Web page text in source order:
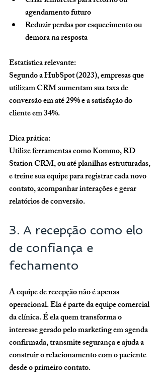
agendamento futuro
Reduzir perdas por esquecimento ou
demora na resposta
Estatística relevante:
Segundo a HubSpot (2023), empresas que
utilizam CRM aumentam sua taxa de
conversão em até 29% e a satisfação do
cliente em 34%.
Dica prática:
Utilize ferramentas como Kommo, RD
Station CRM, ou até planilhas estruturadas,
e treine sua equipe para registrar cada novo
contato, acompanhar interações e gerar
relatórios de conversão.
3. A recepção como elo
de confiança e
fechamento
A equipe de recepção não é apenas
operacional. Ela é parte da equipe comercial
da clínica. É ela quem transforma o
interesse gerado pelo marketing em agenda
confirmada, transmite segurança e ajuda a
construir o relacionamento com o paciente
desde o primeiro contato.